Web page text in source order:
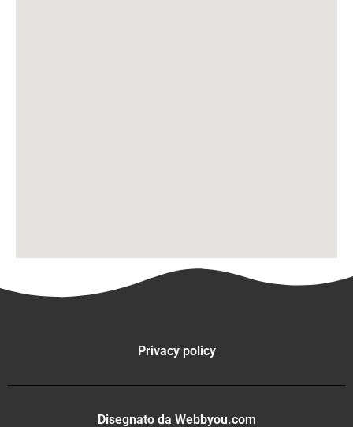
Privacy policy
Disegnato da Webbyou.com